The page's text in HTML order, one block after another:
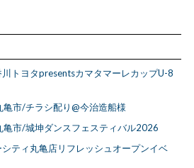
川トヨタpresentsカマタマーレカップU-8
亀市/チラシ配り@今治造船様
亀市/城坤ダンスフェスティバル2026
ティ丸亀店リフレッシュオープンイベ